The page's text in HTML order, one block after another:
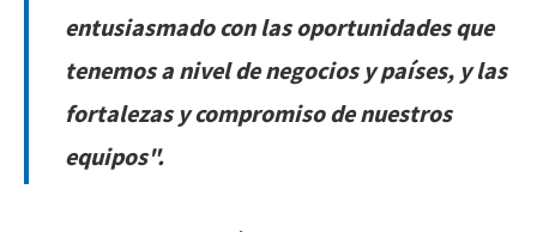
entusiasmado con las oportunidades que
tenemos a nivel de negocios y países, y las
fortalezas y compromiso de nuestros
equipos".